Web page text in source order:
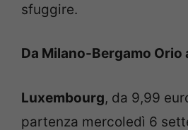
sfuggire.
Da Milano-Bergamo Orio
Luxembourg, da 9,99
partenza mercoledì 6